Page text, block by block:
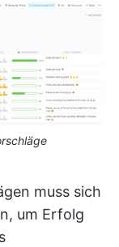
muss sich
um Erfolg